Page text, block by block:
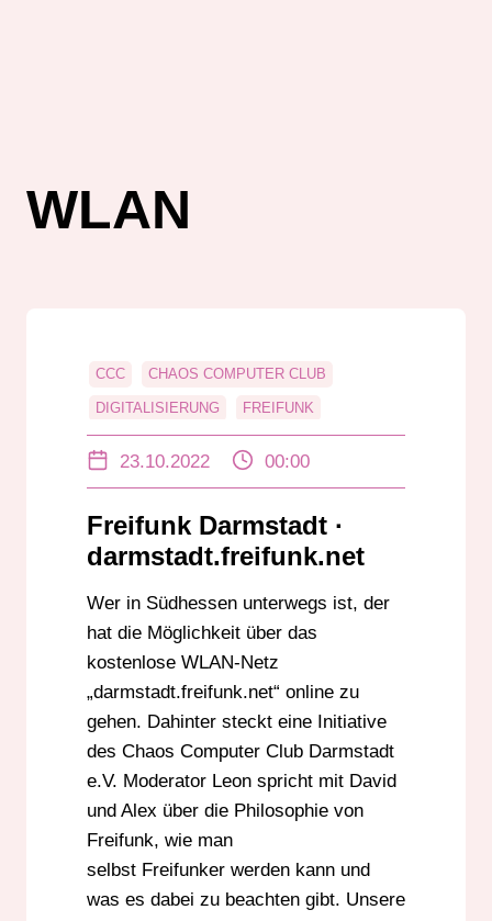
WLAN
CCC CHAOS COMPUTER CLUB
DIGITALISIERUNG FREIFUNK
RADIO.EXE
23.10.2022 00:00
Freifunk Darmstadt ·
darmstadt.freifunk.net
Wer in Südhessen unterwegs ist, der
hat die Möglichkeit über das
kostenlose WLAN-Netz
„darmstadt.freifunk.net“ online zu
gehen. Dahinter steckt eine Initiative
des Chaos Computer Club Darmstadt
e.V. Moderator Leon spricht mit David
und Alex über die Philosophie von
Freifunk, wie man
selbst Freifunker werden kann und
was es dabei zu beachten gibt. Unsere